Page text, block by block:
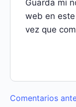
Guarda mi
web en
vez que
Comentarios